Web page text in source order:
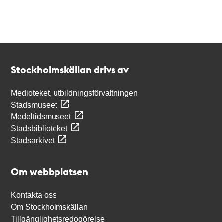
Stockholmskällan drivs av
Medioteket, utbildningsförvaltningen
Stadsmuseet
Medeltidsmuseet
Stadsbiblioteket
Stadsarkivet
Om webbplatsen
Kontakta oss
Om Stockholmskällan
Tillgänglighetsredogörelse